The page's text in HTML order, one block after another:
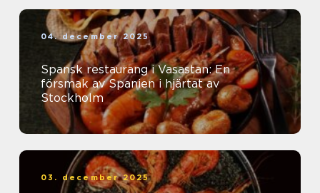
04. december 2025
Spansk restaurang i Vasastan: En
försmak av Spanien i hjärtat av
Stockholm
03. december 2025